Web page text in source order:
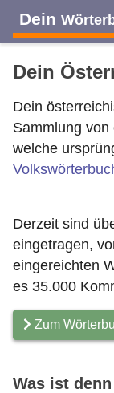
Dein
A B C
S T U
Dein
Dein
Sammlung von
welche
Derzeit sind
eingetragen,
eingereichten
es 35.000
Zum
Was ist